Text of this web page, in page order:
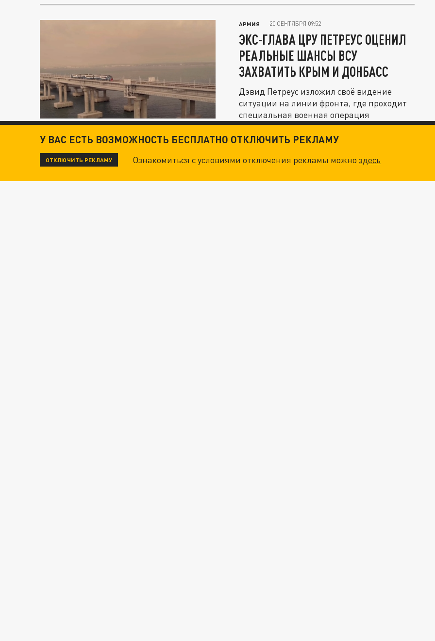
АРМИЯ 20 СЕНТЯБРЯ 09:52
ЭКС-ГЛАВА ЦРУ ПЕТРЕУС ОЦЕНИЛ
РЕАЛЬНЫЕ ШАНСЫ ВСУ
ЗАХВАТИТЬ КРЫМ И ДОНБАСС
Дэвид Петреус изложил своё видение
ситуации на линии фронта, где проходит
специальная военная операция
У ВАС ЕСТЬ ВОЗМОЖНОСТЬ БЕСПЛАТНО ОТКЛЮЧИТЬ РЕКЛАМУ
ОТКЛЮЧИТЬ РЕКЛАМУ Ознакомиться с условиями отключения рекламы можноздесь